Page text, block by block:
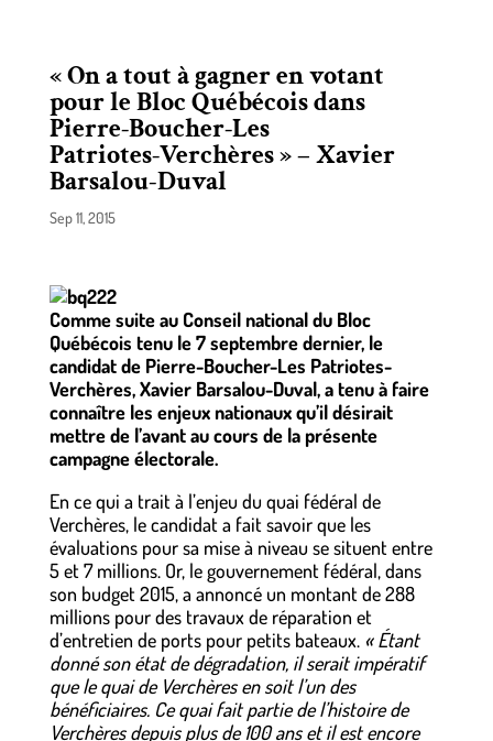
« On a tout à gagner en votant
pour le Bloc Québécois dans
Pierre‑Boucher‑Les
Patriotes‑Verchères » – Xavier
Barsalou-Duval
Sep 11, 2015
Comme suite au Conseil national du Bloc
Québécois tenu le 7 septembre dernier, le
candidat de Pierre-Boucher-Les Patriotes-
Verchères, Xavier Barsalou-Duval, a tenu à faire
connaître les enjeux nationaux qu’il désirait
mettre de l’avant au cours de la présente
campagne électorale.
En ce qui a trait à l’enjeu du quai fédéral de
Verchères, le candidat a fait savoir que les
évaluations pour sa mise à niveau se situent entre
5 et 7 millions. Or, le gouvernement fédéral, dans
son budget 2015, a annoncé un montant de 288
millions pour des travaux de réparation et
d’entretien de ports pour petits bateaux. « Étant
donné son état de dégradation, il serait impératif
que le quai de Verchères en soit l’un des
bénéficiaires. Ce quai fait partie de l’histoire de
Verchères depuis plus de 100 ans et il est encore